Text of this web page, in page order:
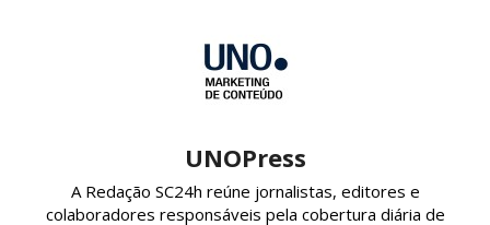
UNOPress
A Redação SC24h reúne jornalistas, editores e
colaboradores responsáveis pela cobertura diária de